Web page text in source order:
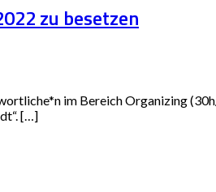
zu besetzen
im Bereich Organizing
[…]